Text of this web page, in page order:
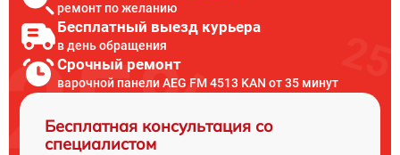
ремонт по желанию
Бесплатный выезд курьера
в день обращения
Срочный ремонт
варочной панели AEG FM 4513 KAN от 35 минут
Бесплатная консультация со
специалистом